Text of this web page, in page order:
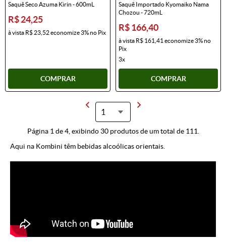
Saquê Seco Azuma Kirin - 600mL
R$ 24,25
à vista R$ 23,52economize3%no Pix
COMPRAR
Saquê Importado Kyomaiko Nama
Chozou - 720mL
R$ 166,40
à vista R$ 161,41 economize3%no
Pix
3x
COMPRAR
Página 1 de 4, exibindo 30 produtos de um total de 111.
Aqui na Kombini têm bebidas alcoólicas orientais.